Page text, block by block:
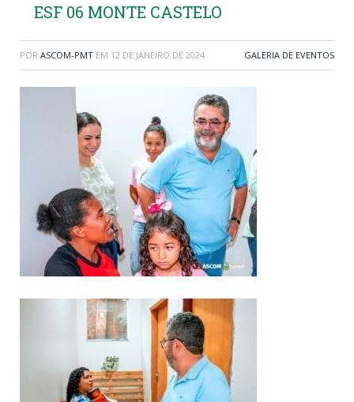
ESF 06 MONTE CASTELO
POR ASCOM-PMT EM 12 DE JANEIRO DE 2024 GALERIA DE EVENTOS